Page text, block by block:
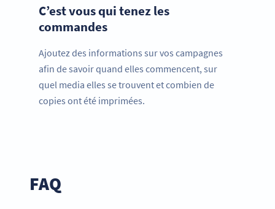
C’est vous qui tenez les
commandes
Ajoutez des informations sur vos campagnes
afin de savoir quand elles commencent, sur
quel media elles se trouvent et combien de
copies ont été imprimées.
FAQ